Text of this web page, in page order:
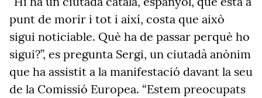
punt de morir i tot i així, costa que això
sigui noticiable. Què ha de passar perquè ho
sigui?”, es pregunta Sergi, un ciutadà anònim
que ha assistit a la manifestació davant la seu
de la Comissió Europea. “Estem preocupats